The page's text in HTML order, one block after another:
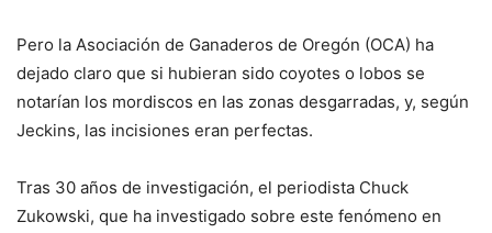
Pero la Asociación de Ganaderos de Oregón (OCA) ha
dejado claro que si hubieran sido coyotes o lobos se
notarían los mordiscos en las zonas desgarradas, y, según
Jeckins, las incisiones eran perfectas.
Tras 30 años de investigación, el periodista Chuck
Zukowski, que ha investigado sobre este fenómeno en